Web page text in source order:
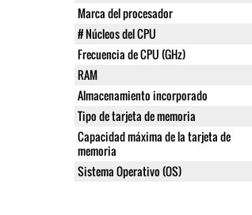
Marca del procesador
# Núcleos del CPU
Frecuencia de CPU (GHz)
RAM
Almacenamiento incorporado
Tipo de tarjeta de memoria
Capacidad máxima de la tarjeta de
memoria
Sistema Operativo (OS)